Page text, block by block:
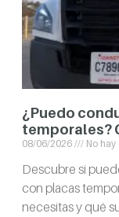
¿Puedo
temporales?
08/06/2026 No
Descubre si
con placas
necesitas y qué